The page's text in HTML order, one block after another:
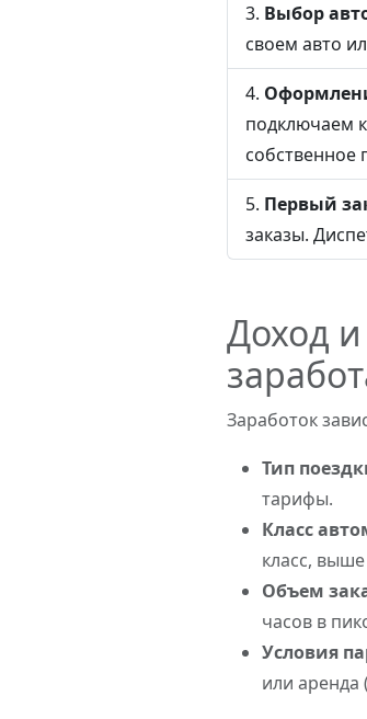
Выбор
своем авто
подключаем
собственное
Первый
заказы.
Доход
Заработок
Тип
тарифы.
Класс
класс,
Объем
часов в
Условия
или аренда